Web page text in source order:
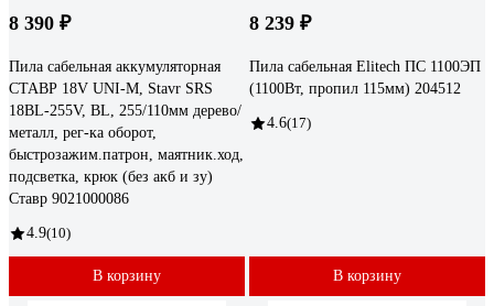
8 390 ₽
Пила сабельная аккумуляторная
СТАВР 18V UNI-M, Stavr SRS
18BL-255V, BL, 255/110мм дерево/
металл, рег-ка оборот,
быстрозажим.патрон, маятник.ход,
подсветка, крюк (без акб и зу)
Ставр 9021000086
4.9(10)
В корзину
8 239 ₽
Пила сабельная Elitech ПС 1100ЭП
(1100Вт, пропил 115мм) 204512
4.6(17)
В корзину